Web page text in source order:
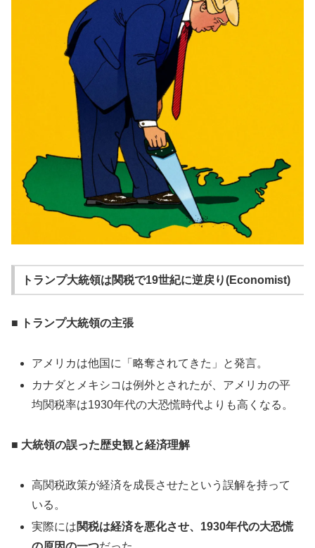
トランプ大統領は関税で19世紀に逆戻り(Economist)
■ トランプ大統領の主張
アメリカは他国に「略奪されてきた」と発言。
カナダとメキシコは例外とされたが、アメリカの平
均関税率は1930年代の大恐慌時代よりも高くなる。
■ 大統領の誤った歴史観と経済理解
高関税政策が経済を成長させたという誤解を持って
いる。
実際には関税は経済を悪化させ、1930年代の大恐慌